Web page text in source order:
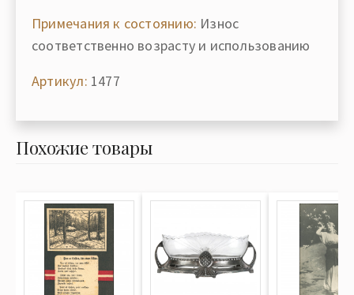
Примечания к состоянию: Износ
соответственно возрасту и использованию
Артикул: 1477
Похожие товары